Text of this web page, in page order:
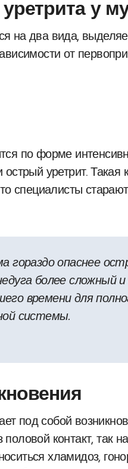
у
на два вида,
от
по форме
острый уретрит.
специалисты
гораздо опаснее
более сложный
времени для
системы.
под собой
контакт, так
хламидоз,